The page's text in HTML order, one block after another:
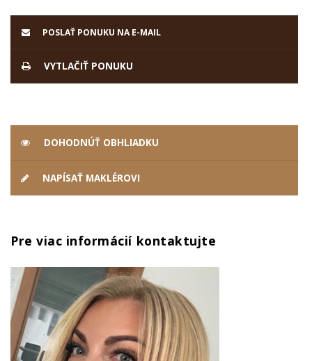
POSLAŤ PONUKU NA E-MAIL
VYTLAČIŤ PONUKU
DOHODNÚŤ OBHLIADKU
NAPÍSAŤ MAKLÉROVI
Pre viac informácií kontaktujte